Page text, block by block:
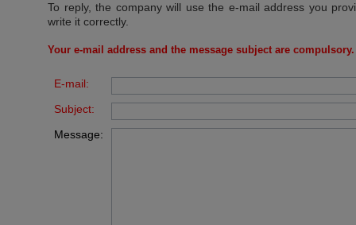
To reply, the company will use the e-mail address you
write it correctly.
Your e-mail address and the message subject are compulsory.
E-mail:
Subject:
Message: